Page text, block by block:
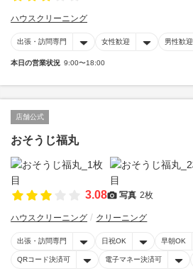
ハウスクリーニング
出張・訪問専門 女性歓迎 男性歓迎
本日の営業状況 9:00〜18:00
店舗公式
おそうじ福丸
3.08 写真 2枚
ハウスクリーニング クリーニング
出張・訪問専門 日祝OK 早朝OK
QRコード決済可 電子マネー決済可